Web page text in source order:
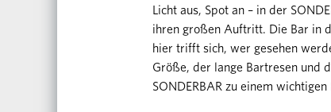
Licht aus, Spot an – in der
ihren großen Auftritt. Die Bar in
hier trifft sich, wer gesehen
Größe, der lange Bartresen und
SONDERBAR zu einem